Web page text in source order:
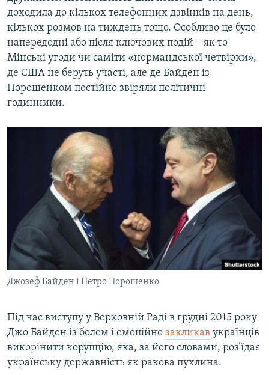
доходила до кількох телефонних дзвінків на день,
кількох розмов на тиждень тощо. Особливо це було
напередодні або після ключових подій – як то
Мінські угоди чи саміти «нормандської четвірки»,
де США не беруть участі, але де Байден із
Порошенком постійно звіряли політичні
годинники.
Джозеф Байден і Петро Порошенко
Під час виступу у Верховній Раді в грудні 2015 року
Джо Байден із болем і емоційно закликав українців
викорінити корупцію, яка, за його словами, роз’їдає
українську державність як ракова пухлина.